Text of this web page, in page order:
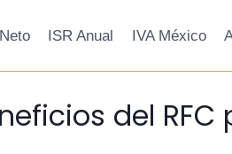
ISR Anual IVA México
del